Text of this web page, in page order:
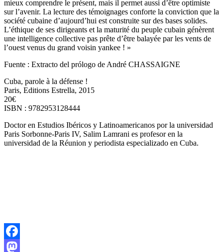
mieux comprendre le présent, mais il permet aussi d’être optimiste
sur l’avenir. La lecture des témoignages conforte la conviction que la
société cubaine d’aujourd’hui est construite sur des bases solides.
L’éthique de ses dirigeants et la maturité du peuple cubain génèrent
une intelligence collective pas prête d’être balayée par les vents de
l’ouest venus du grand voisin yankee ! »
Fuente : Extracto del prólogo de André CHASSAIGNE
Cuba, parole à la défense !
Paris, Editions Estrella, 2015
20€
ISBN : 9782953128444
Doctor en Estudios Ibéricos y Latinoamericanos por la universidad
Paris Sorbonne-Paris IV, Salim Lamrani es profesor en la
universidad de la Réunion y periodista especializado en Cuba.
Facebook